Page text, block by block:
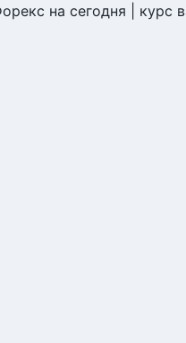
на сегодня | курс